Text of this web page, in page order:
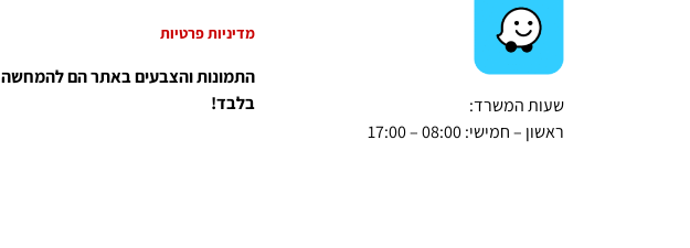
שעות המשרד:
ראשון – חמישי: 08:00 – 17:00
מדיניות פרטיות
התמונות והצבעים באתר הם להמחשה
בלבד!